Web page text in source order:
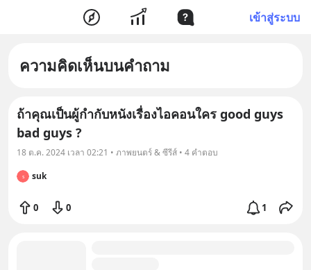
เข้าสู่ระบบ
ความคิดเห็นบนคำถาม
ถ้าคุณเป็นผู้กำกับหนังเรื่องไอคอนใคร good guys
bad guys ?
18 ต.ค. 2024 เวลา 02:21 • ภาพยนตร์ & ซีรีส์ • 4 คำตอบ
s suk
0 0 1